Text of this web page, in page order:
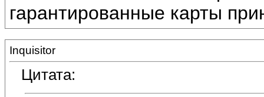
гарантированные карты
Inquisitor
Цитата: